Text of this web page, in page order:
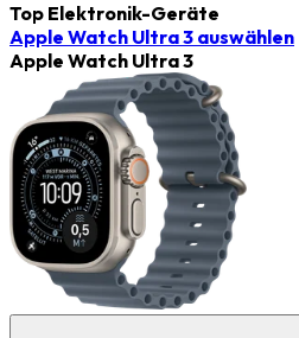
Top Elektronik-Geräte
Apple Watch Ultra 3 auswählen
Apple Watch Ultra 3